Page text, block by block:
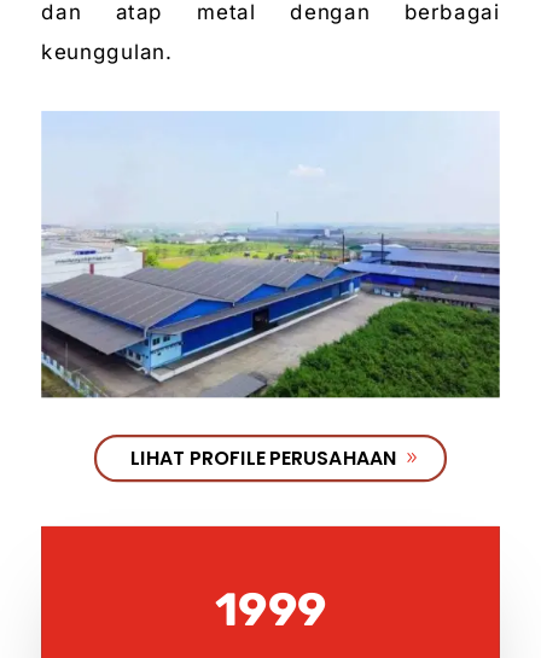
dan atap metal dengan berbagai
keunggulan.
LIHAT PROFILE PERUSAHAAN
1999